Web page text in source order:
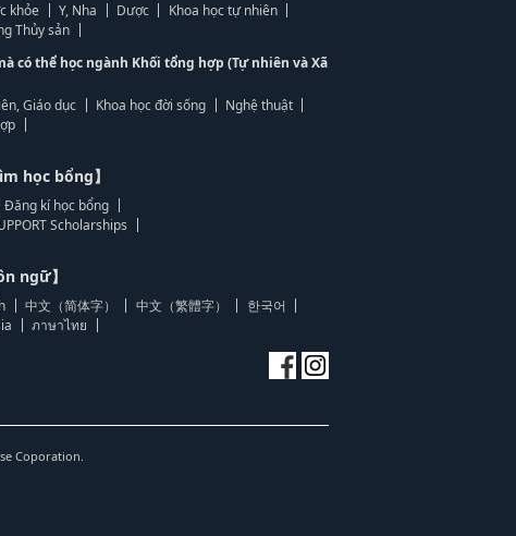
khỏe
Y, Nha Dược
Khoa học tự nhiên
Thủy sản
có thể học ngành Khối tổng hợp (Tự nhiên và Xã
Giáo dục
Khoa học đời sống
Nghệ thuật
học bổng】
Đăng kí học bổng
Scholarships
ngữ】
中文（简体字） 中文（繁體字）
한국어
ภาษาไทย
Coporation.